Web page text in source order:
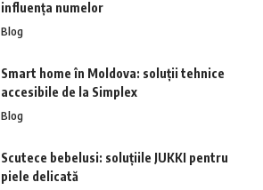
influența numelor
Blog
Smart home în Moldova: soluții tehnice
accesibile de la Simplex
Blog
Scutece bebelusi: soluțiile JUKKI pentru
piele delicată